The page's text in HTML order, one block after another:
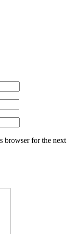
browser for the next